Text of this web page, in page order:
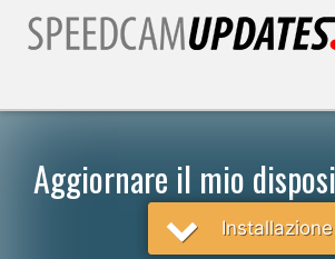
Aggiornare il mio
Installazione